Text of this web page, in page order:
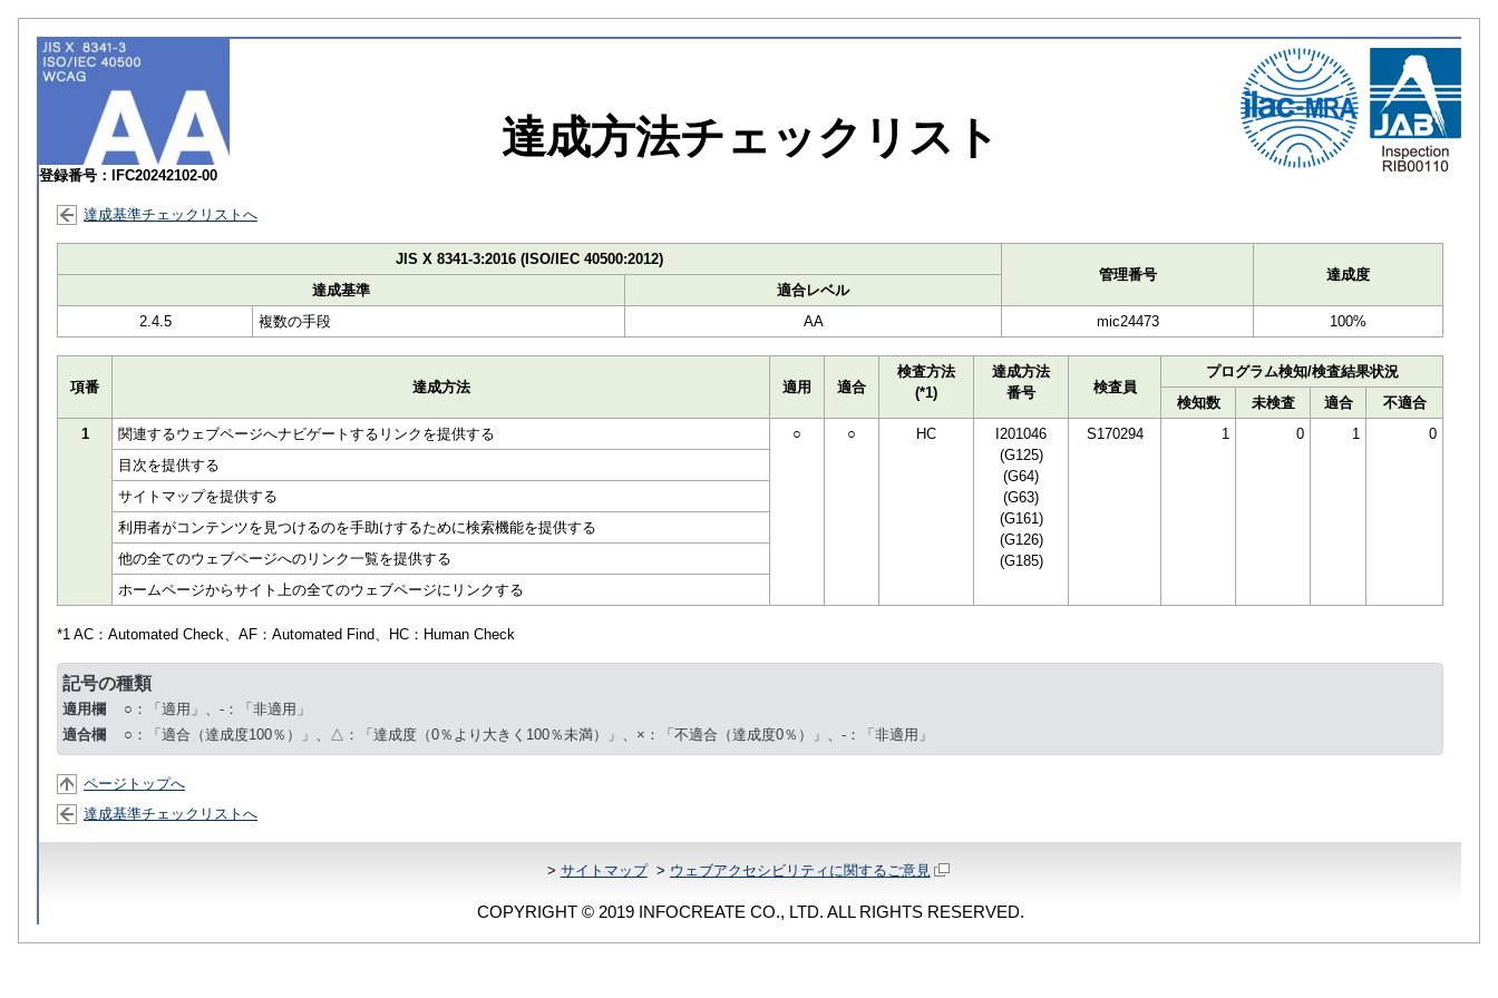
登録番号：IFC20242102-00
達成方法チェックリスト
達成基準チェックリストへ
JIS X 8341-3:2016 (ISO/IEC 40500:2012)
管理番号
達成度
達成基準
適合レベル
2.4.5
複数の手段 AA mic24473 100%
項番 達成方法 適用 適合
検査方法
(*1)
達成方法
番号
検査員
プログラム検知/検査結果状況
検知数
未検査 適合
不適合
1
関連するウェブページへナビゲートするリンクを提供する ○ ○ HC
I201046
(G125)
(G64)
(G63)
(G161)
(G126)
(G185)
S170294 1 0 1
0
目次を提供する
サイトマップを提供する
利用者がコンテンツを見つけるのを手助けするために検索機能を提供する
他の全てのウェブページへのリンク一覧を提供する
ホームページからサイト上の全てのウェブページにリンクする
*1 AC： Automated Check、AF： Automated Find、HC： Human Check
記号の種類
適用欄
○：「適用」、-：「非適用」
適合欄
○：「適合（達成度100％）」、△：「達成度（0％より大きく100％未満）」、×：「不適合（達成度0％）」、-：「非適用」
ページトップへ
達成基準チェックリストへ
> サイトマップ> ウェブアクセシビリティに関するご意見
COPYRIGHT © 2019 INFOCREATE CO., LTD. ALL RIGHTS RESERVED.